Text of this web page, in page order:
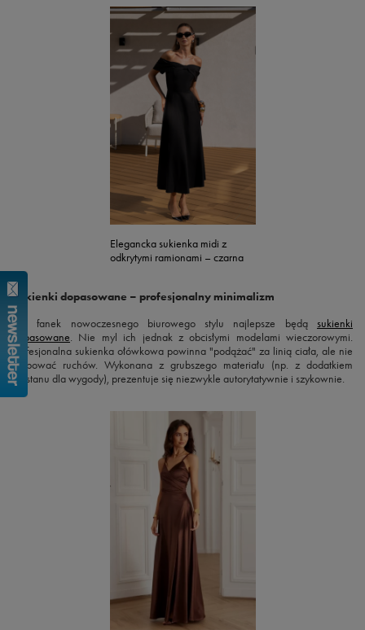
Elegancka sukienka midi z
odkrytymi ramionami – czarna
Sukienki dopasowane – profesjonalny minimalizm
Dla fanek nowoczesnego biurowego stylu najlepsze będą sukienki
dopasowane. Nie myl ich jednak z obcisłymi modelami wieczorowymi.
Profesjonalna sukienka ołówkowa powinna "podążać" za linią ciała, ale nie
krępować ruchów. Wykonana z grubszego materiału (np. z dodatkiem
elastanu dla wygody), prezentuje się niezwykle autorytatywnie i szykownie.